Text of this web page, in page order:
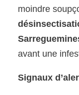
moindre
avant une
Signaux